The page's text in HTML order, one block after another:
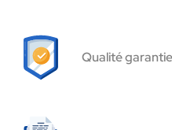
Qualité